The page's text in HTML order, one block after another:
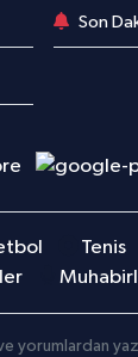
Son
Tenis
yorumlardan